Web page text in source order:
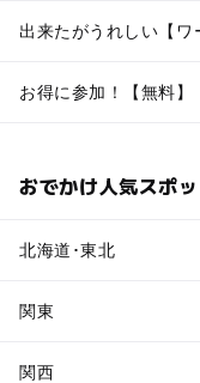
出来たがうれしい【ワ
お得に参加！【無料】
おでかけ人気スポ
北海道･東北
関東
関西